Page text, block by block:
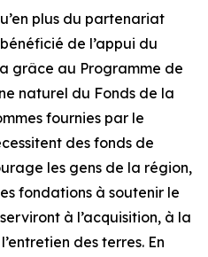
plus du partenariat
de l’appui du
grâce au Programme de
naturel du Fonds de la
fournies par le
des fonds de
les gens de la région,
fondations à soutenir le
à l’acquisition, à la
des terres. En